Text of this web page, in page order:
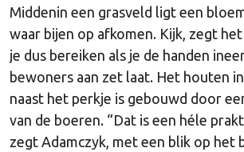
Middenin een grasveld ligt een
waar bijen op afkomen. Kijk, zegt
je dus bereiken als je de handen
bewoners aan zet laat. Het houten
naast het perkje is gebouwd door
van de boeren. “Dat is een héle
zegt Adamczyk, met een blik op het